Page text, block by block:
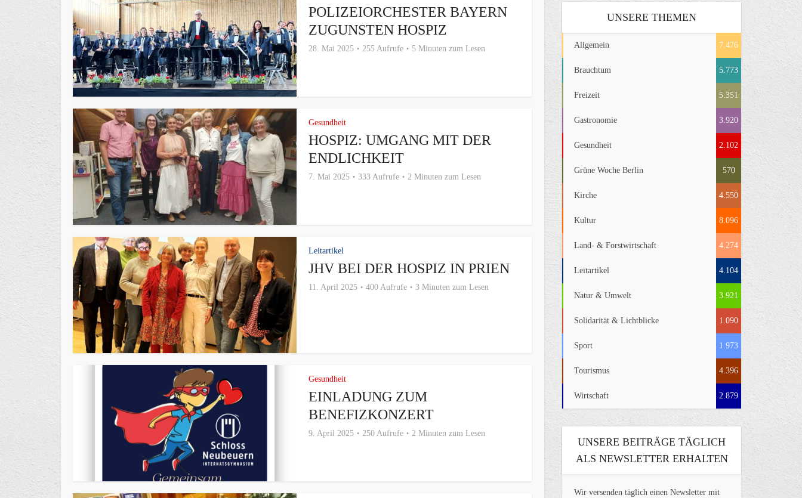
POLIZEIORCHESTER BAYERN
ZUGUNSTEN HOSPIZ
28. Mai 2025 255 Aufrufe 5 Minuten zum Lesen
Gesundheit
HOSPIZ: UMGANG MIT DER
ENDLICHKEIT
7. Mai 2025 333 Aufrufe 2 Minuten zum Lesen
Leitartikel
JHV BEI DER HOSPIZ IN PRIEN
11. April 2025 400 Aufrufe 3 Minuten zum Lesen
Gesundheit
EINLADUNG ZUM
BENEFIZKONZERT
9. April 2025 250 Aufrufe 2 Minuten zum Lesen
UNSERE THEMEN
Allgemein 7.476
Brauchtum 5.773
Freizeit 5.351
Gastronomie 3.920
Gesundheit 2.102
Grüne Woche Berlin 570
Kirche 4.550
Kultur 8.096
Land- & Forstwirtschaft 4.274
Leitartikel 4.104
Natur & Umwelt 3.921
Solidarität & Lichtblicke 1.090
Sport 1.973
Tourismus 4.396
Wirtschaft 2.879
UNSERE BEITRÄGE TÄGLICH
ALS NEWSLETTER ERHALTEN
Wir versenden täglich einen Newsletter mit